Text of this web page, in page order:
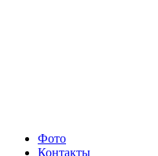
Фото
Контакты